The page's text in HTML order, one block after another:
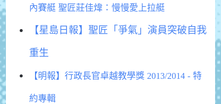
內賽艇 聖匠莊佳煒：慢慢愛上拉艇
【星島日報】聖匠「爭氣」演員突破自我
重生
【明報】行政長官卓越教學獎 2013/2014 - 特
約專輯